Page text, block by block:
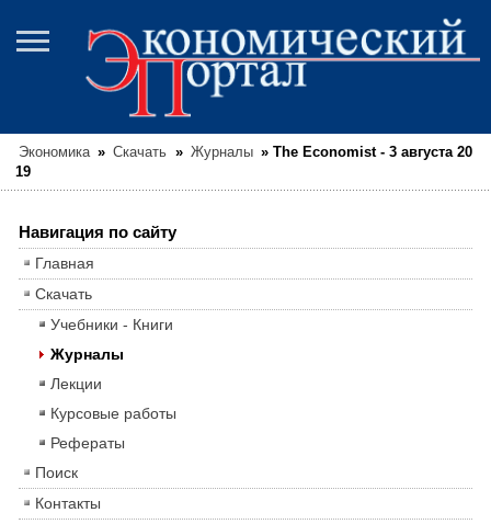
Экономика » Скачать » Журналы » The Economist - 3 августа 20
19
Навигация по сайту
Главная
Скачать
Учебники - Книги
Журналы
Лекции
Курсовые работы
Рефераты
Поиск
Контакты